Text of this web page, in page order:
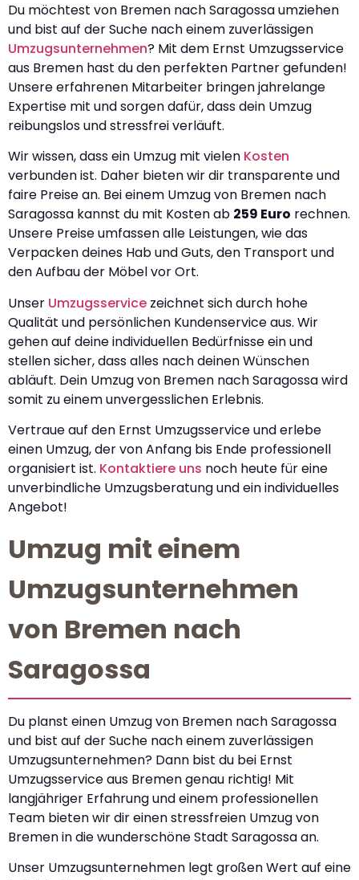
Du möchtest von Bremen nach Saragossa umziehen
und bist auf der Suche nach einem zuverlässigen
Umzugsunternehmen? Mit dem Ernst Umzugsservice
aus Bremen hast du den perfekten Partner gefunden!
Unsere erfahrenen Mitarbeiter bringen jahrelange
Expertise mit und sorgen dafür, dass dein Umzug
reibungslos und stressfrei verläuft.
Wir wissen, dass ein Umzug mit vielen Kosten
verbunden ist. Daher bieten wir dir transparente und
faire Preise an. Bei einem Umzug von Bremen nach
Saragossa kannst du mit Kosten ab 259 Euro rechnen.
Unsere Preise umfassen alle Leistungen, wie das
Verpacken deines Hab und Guts, den Transport und
den Aufbau der Möbel vor Ort.
Unser Umzugsservice zeichnet sich durch hohe
Qualität und persönlichen Kundenservice aus. Wir
gehen auf deine individuellen Bedürfnisse ein und
stellen sicher, dass alles nach deinen Wünschen
abläuft. Dein Umzug von Bremen nach Saragossa wird
somit zu einem unvergesslichen Erlebnis.
Vertraue auf den Ernst Umzugsservice und erlebe
einen Umzug, der von Anfang bis Ende professionell
organisiert ist. Kontaktiere uns noch heute für eine
unverbindliche Umzugsberatung und ein individuelles
Angebot!
Umzug mit einem
Umzugsunternehmen
von Bremen nach
Saragossa
Du planst einen Umzug von Bremen nach Saragossa
und bist auf der Suche nach einem zuverlässigen
Umzugsunternehmen? Dann bist du bei Ernst
Umzugsservice aus Bremen genau richtig! Mit
langjähriger Erfahrung und einem professionellen
Team bieten wir dir einen stressfreien Umzug von
Bremen in die wunderschöne Stadt Saragossa an.
Unser Umzugsunternehmen legt großen Wert auf eine